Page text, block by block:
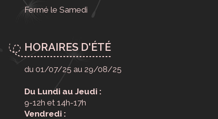
Fermé le Samedi
HORAIRES D'ÉTÉ
du 01/07/25 au 29/08/25
Du Lundi au Jeudi :
9-12h et 14h-17h
Vendredi :